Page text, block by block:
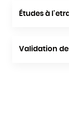
Études à
Validation